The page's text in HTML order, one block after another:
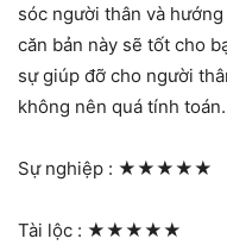
sóc người thân và
căn bản này sẽ tốt cho
sự giúp đỡ cho người
không nên quá tính toán.
Sự nghiệp : ★★★★★
Tài lộc : ★★★★★